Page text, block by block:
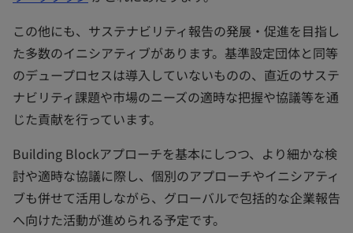
この他にも、サステナビリティ報告の発展・促進を目指し
た多数のイニシアティブがあります。基準設定団体と同等
のデュープロセスは導入していないものの、直近のサステ
ナビリティ課題や市場のニーズの適時な把握や協議等を通
じた貢献を行っています。
Building Blockアプローチを基本にしつつ、より細かな検
討や適時な協議に際し、個別のアプローチやイニシアティ
ブも併せて活用しながら、グローバルで包括的な企業報告
へ向けた活動が進められる予定です。